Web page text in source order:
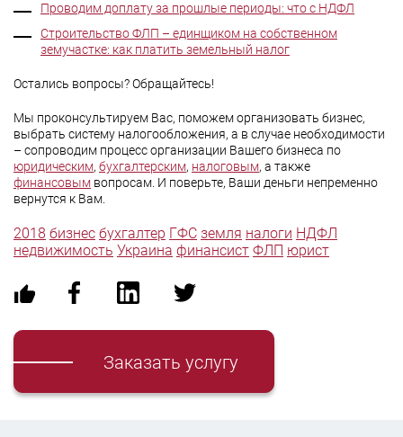
Проводим доплату за прошлые периоды: что с НДФЛ
Строительство ФЛП – единщиком на собственном
земучастке: как платить земельный налог
Остались вопросы? Обращайтесь!
Мы проконсультируем Вас, поможем организовать бизнес,
выбрать систему налогообложения, а в случае необходимости
– сопроводим процесс организации Вашего бизнеса по
юридическим, бухгалтерским, налоговым, а также
финансовым вопросам. И поверьте, Ваши деньги непременно
вернутся к Вам.
2018 бизнес бухгалтер ГФС земля налоги НДФЛ
недвижимость Украина финансист ФЛП юрист
Заказать услугу